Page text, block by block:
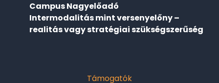
Campus Nagyelőadó
Intermodalitás mint versenyelőny –
realitás vagy stratégiai szükségszerűség
Támogatók